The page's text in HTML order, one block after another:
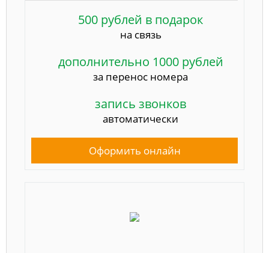
500 рублей в подарок
на связь
дополнительно 1000 рублей
за перенос номера
запись звонков
автоматически
Оформить онлайн